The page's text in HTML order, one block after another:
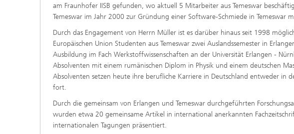
am Fraunhofer IISB gefunden, wo aktuell 5 Mitarbeiter aus Temeswar
Temeswar im Jahr 2000 zur Gründung einer Software-Schmiede in
Durch das Engagement von Herrn Müller ist es darüber hinaus seit 1998
Europäischen Union Studenten aus Temeswar zwei Auslandssemester in
Ausbildung im Fach Werkstoffwissenschaften an der Universität Erlangen -
Absolventen mit einem rumänischen Diplom in Physik und einem deutschen
Absolventen setzen heute ihre berufliche Karriere in Deutschland entweder in
fort.
Durch die gemeinsam von Erlangen und Temeswar durchgeführten
wurden etwa 20 gemeinsame Artikel in international anerkannten
internationalen Tagungen präsentiert.